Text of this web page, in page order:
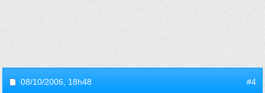
08/10/2006, 18h48 #4